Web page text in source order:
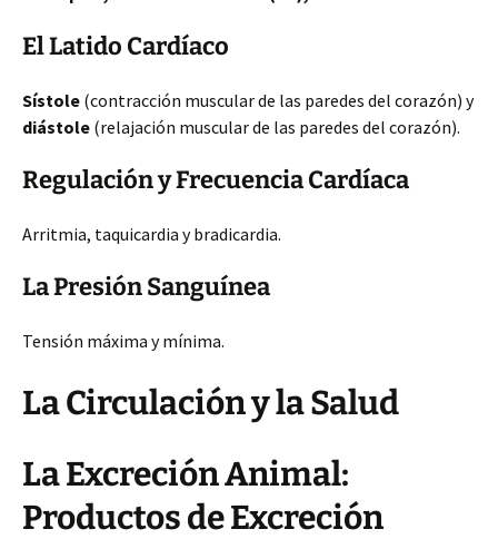
El Latido Cardíaco
Sístole (contracción muscular de las paredes del corazón) y
diástole (relajación muscular de las paredes del corazón).
Regulación y Frecuencia Cardíaca
Arritmia, taquicardia y bradicardia.
La Presión Sanguínea
Tensión máxima y mínima.
La Circulación y la Salud
La Excreción Animal:
Productos de Excreción